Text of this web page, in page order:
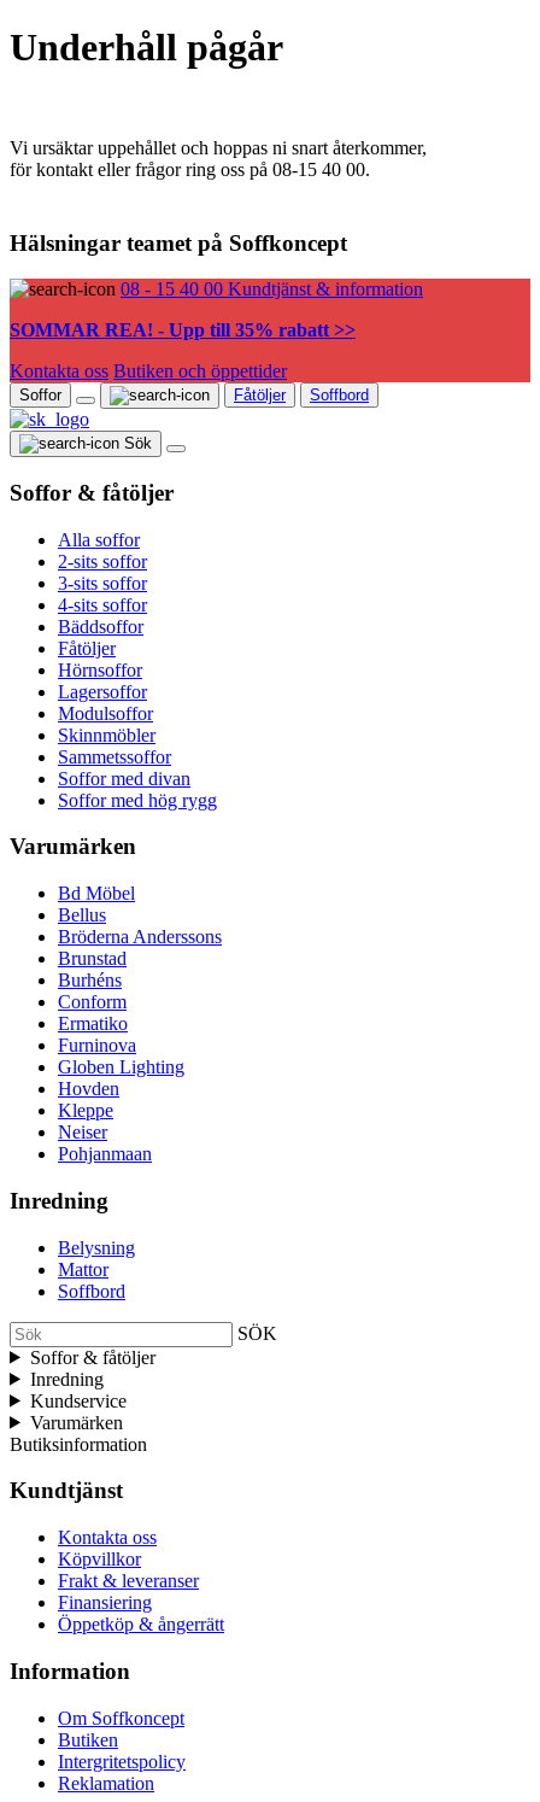
Underhåll pågår
Vi ursäktar uppehållet och hoppas ni snart återkommer,
för kontakt eller frågor ring oss på 08-15 40 00.
Hälsningar teamet på Soffkoncept
08 - 15 40 00 Kundtjänst & information
SOMMAR REA! - Upp till 35% rabatt >>
Kontakta oss Butiken och öppettider
Soffor Fåtöljer Soffbord
Sök
Soffor & fåtöljer
Alla soffor
2-sits soffor
3-sits soffor
4-sits soffor
Bäddsoffor
Fåtöljer
Hörnsoffor
Lagersoffor
Modulsoffor
Skinnmöbler
Sammetssoffor
Soffor med divan
Soffor med hög rygg
Varumärken
Bd Möbel
Bellus
Bröderna Anderssons
Brunstad
Burhéns
Conform
Ermatiko
Furninova
Globen Lighting
Hovden
Kleppe
Neiser
Pohjanmaan
Inredning
Belysning
Mattor
Soffbord
SÖK
Soffor & fåtöljer
Inredning
Kundservice
Varumärken
Butiksinformation
Kundtjänst
Kontakta oss
Köpvillkor
Frakt & leveranser
Finansiering
Öppetköp & ångerrätt
Information
Om Soffkoncept
Butiken
Intergritetspolicy
Reklamation